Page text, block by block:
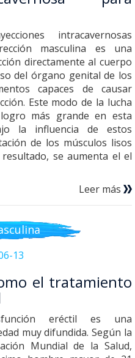
intracavernosas
masculina es una
directamente al cuerpo
del órgano genital de los
capaces de causar
Este modo de la lucha
más grande en esta
la influencia de estos
de los músculos lisos
se aumenta el el
Leer más
13
el tratamiento
eréctil es una
muy difundida. Según la
Mundial de la Salud,